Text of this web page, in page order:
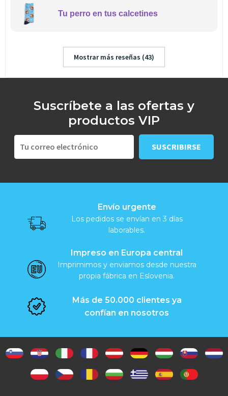
Tu perro en tus calcetines
Mostrar más reseñas (43)
Suscríbete a las ofertas y
productos VIP
Envío urgente
Los pedidos se envían en 3 días
laborables.
Impreso en Europa central
Imprimimos y enviamos desde nuestra
propia fábrica en Eslovenia.
Más de 50.000 clientes ya
confían en nosotros